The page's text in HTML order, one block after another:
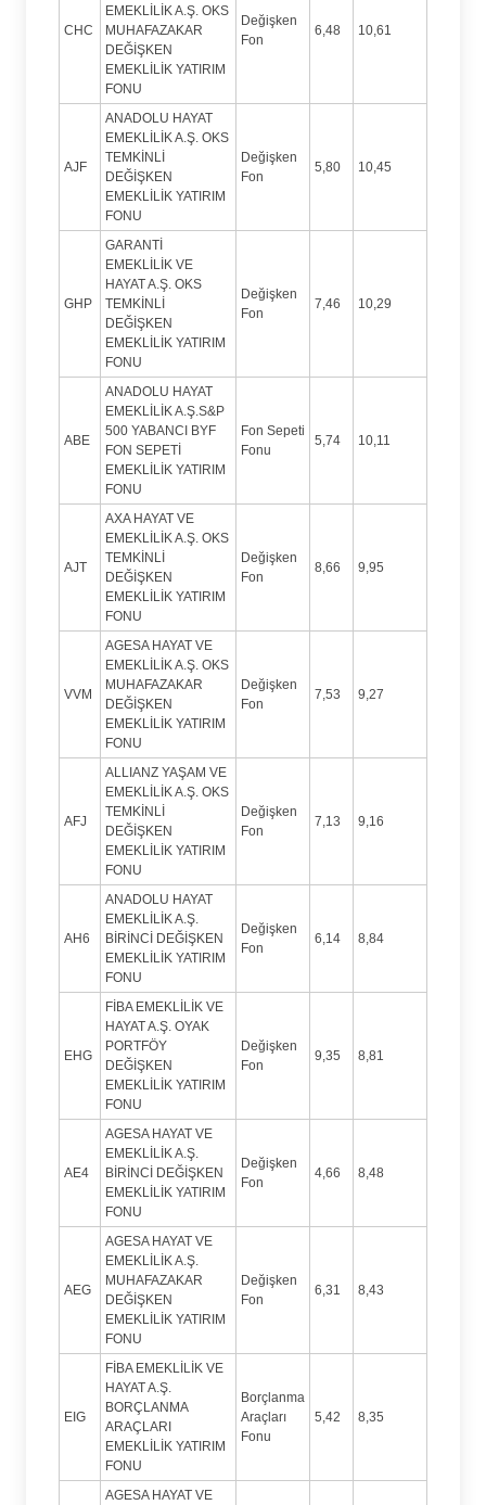
CHC
EMEKLİLİK A.Ş. OKS
MUHAFAZAKAR
DEĞİŞKEN
EMEKLİLİK YATIRIM
FONU
Değişken
Fon
6,48 10,61
AJF
ANADOLU HAYAT
EMEKLİLİK A.Ş. OKS
TEMKİNLİ
DEĞİŞKEN
EMEKLİLİK YATIRIM
FONU
Değişken
Fon
5,80 10,45
GHP
GARANTİ
EMEKLİLİK VE
HAYAT A.Ş. OKS
TEMKİNLİ
DEĞİŞKEN
EMEKLİLİK YATIRIM
FONU
Değişken
Fon
7,46 10,29
ABE
ANADOLU HAYAT
EMEKLİLİK A.Ş.S&P
500 YABANCI BYF
FON SEPETİ
EMEKLİLİK YATIRIM
FONU
Fon Sepeti
Fonu
5,74 10,11
AJT
AXA HAYAT VE
EMEKLİLİK A.Ş. OKS
TEMKİNLİ
DEĞİŞKEN
EMEKLİLİK YATIRIM
FONU
Değişken
Fon
8,66 9,95
VVM
AGESA HAYAT VE
EMEKLİLİK A.Ş. OKS
MUHAFAZAKAR
DEĞİŞKEN
EMEKLİLİK YATIRIM
FONU
Değişken
Fon
7,53 9,27
AFJ
ALLIANZ YAŞAM VE
EMEKLİLİK A.Ş. OKS
TEMKİNLİ
DEĞİŞKEN
EMEKLİLİK YATIRIM
FONU
Değişken
Fon
7,13 9,16
AH6
ANADOLU HAYAT
EMEKLİLİK A.Ş.
BİRİNCİ DEĞİŞKEN
EMEKLİLİK YATIRIM
FONU
Değişken
Fon
6,14 8,84
EHG
FİBA EMEKLİLİK VE
HAYAT A.Ş. OYAK
PORTFÖY
DEĞİŞKEN
EMEKLİLİK YATIRIM
FONU
Değişken
Fon
9,35 8,81
AE4
AGESA HAYAT VE
EMEKLİLİK A.Ş.
BİRİNCİ DEĞİŞKEN
EMEKLİLİK YATIRIM
FONU
Değişken
Fon
4,66 8,48
AEG
AGESA HAYAT VE
EMEKLİLİK A.Ş.
MUHAFAZAKAR
DEĞİŞKEN
EMEKLİLİK YATIRIM
FONU
Değişken
Fon
6,31 8,43
EIG
FİBA EMEKLİLİK VE
HAYAT A.Ş.
BORÇLANMA
ARAÇLARI
EMEKLİLİK YATIRIM
FONU
Borçlanma
Araçları
Fonu
5,42 8,35
AGESA HAYAT VE